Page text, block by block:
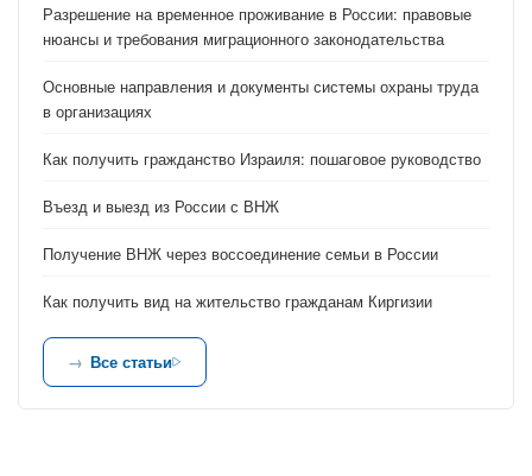
Разрешение на временное проживание в России: правовые
нюансы и требования миграционного законодательства
Основные направления и документы системы охраны труда
в организациях
Как получить гражданство Израиля: пошаговое руководство
Въезд и выезд из России с ВНЖ
Получение ВНЖ через воссоединение семьи в России
Как получить вид на жительство гражданам Киргизии
Все статьи